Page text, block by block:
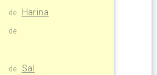
de Harina
de
de Sal